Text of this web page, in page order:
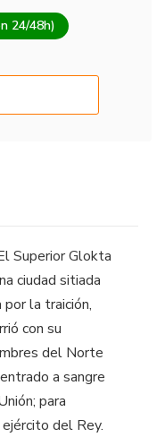
24/48h)
Superior Glokta
ciudad sitiada
la traición,
con su
del Norte
a sangre
para
del Rey.